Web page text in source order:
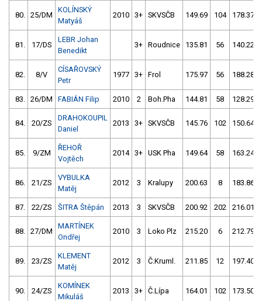
80. 25/DM
KOLÍNSKÝ
Matyáš
2010 3+ SKVSČB 149.69 104 178.37
81. 17/DS
LEBR Johan
Benedikt
3+ Roudnice 135.81 56 140.22
82. 8/V
CÍSAŘOVSKÝ
Petr
1977 3+ Frol 175.97 56 188.28
83. 26/DM FABIÁN Filip 2010 2 Boh.Pha 144.81 58 128.29
84. 20/ZS
DRAHOKOUPIL
Daniel
2013 3+ SKVSČB 145.76 102 150.64
85. 9/ZM
ŘEHOŘ
Vojtěch
2014 3+ USK Pha 149.64 58 163.24
86. 21/ZS
VYBULKA
Matěj
2012 3 Kralupy 200.63 8 183.86
87. 22/ZS ŠITRA Štěpán 2013 3 SKVSČB 200.92 202 216.01
88. 27/DM
MARTÍNEK
Ondřej
2010 3 Loko Plz 215.20 6 212.79
89. 23/ZS
KLEMENT
Matěj
2012 3 Č.Kruml. 211.85 12 197.40
90. 24/ZS
KOMÍNEK
Mikuláš
2013 3+ Č.Lípa 164.01 102 173.50